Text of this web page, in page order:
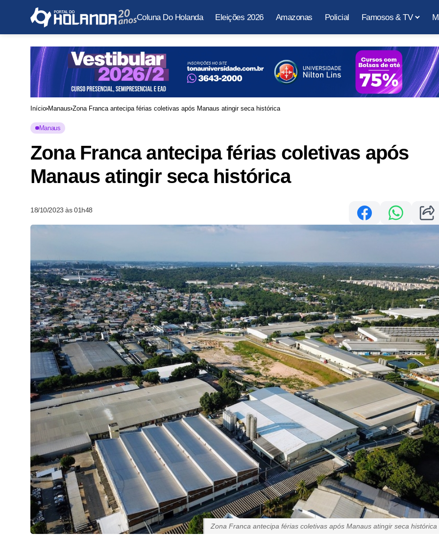
Coluna Do Holanda Eleições 2026 Amazonas Policial Famosos & TV
Início Manaus Zona Franca antecipa férias coletivas após Manaus atingir seca histórica
Manaus
Zona Franca antecipa férias coletivas após
Manaus atingir seca histórica
18/10/2023 às 01h48
Zona Franca antecipa férias coletivas após Manaus atingir seca histórica